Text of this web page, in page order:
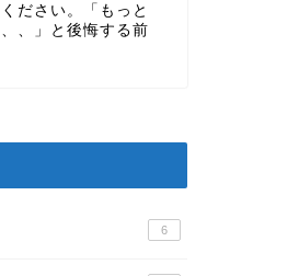
ださい。「もっと
、」と後悔する前
6